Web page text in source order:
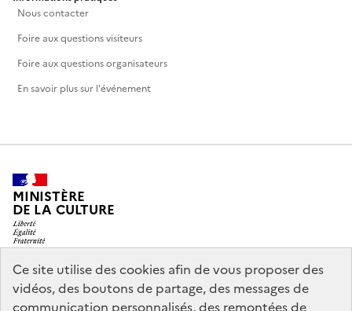
Ce site utilise des cookies afin de vous proposer des
vidéos, des boutons de partage, des messages de
communication personnalisés, des remontées de
Nous contacter
Foire aux questions visiteurs
Foire aux questions organisateurs
En savoir plus sur l'événement
MINISTÈRE
DE LA CULTURE
legifrance.gouv.fr info.gouv.fr